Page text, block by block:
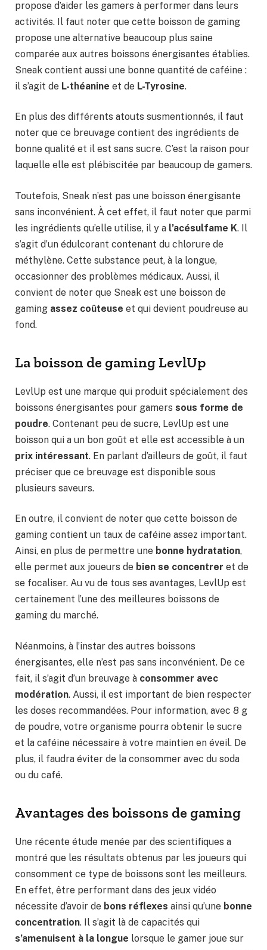
propose d’aider les gamers à performer dans leurs
activités. Il faut noter que cette boisson de gaming
propose une alternative beaucoup plus saine
comparée aux autres boissons énergisantes établies.
Sneak contient aussi une bonne quantité de caféine :
il s’agit de L-théanine et de L-Tyrosine.
En plus des différents atouts susmentionnés, il faut
noter que ce breuvage contient des ingrédients de
bonne qualité et il est sans sucre. C’est la raison pour
laquelle elle est plébiscitée par beaucoup de gamers.
Toutefois, Sneak n’est pas une boisson énergisante
sans inconvénient. À cet effet, il faut noter que parmi
les ingrédients qu’elle utilise, il y a l’acésulfame K. Il
s’agit d’un édulcorant contenant du chlorure de
méthylène. Cette substance peut, à la longue,
occasionner des problèmes médicaux. Aussi, il
convient de noter que Sneak est une boisson de
gaming assez coûteuse et qui devient poudreuse au
fond.
La boisson de gaming LevlUp
LevlUp est une marque qui produit spécialement des
boissons énergisantes pour gamers sous forme de
poudre. Contenant peu de sucre, LevlUp est une
boisson qui a un bon goût et elle est accessible à un
prix intéressant. En parlant d’ailleurs de goût, il faut
préciser que ce breuvage est disponible sous
plusieurs saveurs.
En outre, il convient de noter que cette boisson de
gaming contient un taux de caféine assez important.
Ainsi, en plus de permettre une bonne hydratation,
elle permet aux joueurs de bien se concentrer et de
se focaliser. Au vu de tous ses avantages, LevlUp est
certainement l’une des meilleures boissons de
gaming du marché.
Néanmoins, à l’instar des autres boissons
énergisantes, elle n’est pas sans inconvénient. De ce
fait, il s’agit d’un breuvage à consommer avec
modération. Aussi, il est important de bien respecter
les doses recommandées. Pour information, avec 8 g
de poudre, votre organisme pourra obtenir le sucre
et la caféine nécessaire à votre maintien en éveil. De
plus, il faudra éviter de la consommer avec du soda
ou du café.
Avantages des boissons de gaming
Une récente étude menée par des scientifiques a
montré que les résultats obtenus par les joueurs qui
consomment ce type de boissons sont les meilleurs.
En effet, être performant dans des jeux vidéo
nécessite d’avoir de bons réflexes ainsi qu’une bonne
concentration. Il s’agit là de capacités qui
s’amenuisent à la longue lorsque le gamer joue sur